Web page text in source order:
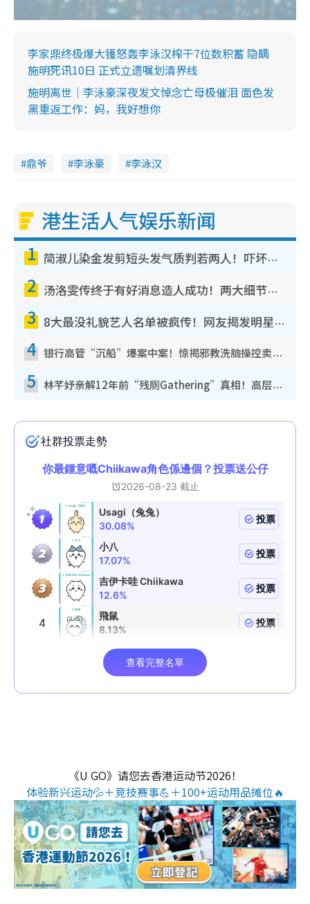
李家鼎终极爆大镬怒轰李泳汉榨干7位数积蓄 隐瞒
施明死讯10日 正式立遗嘱划清界线
施明离世｜李泳豪深夜发文悼念亡母极催泪 面色发
黑重返工作：妈，我好想你
鼎爷 李泳豪 李泳汉
港生活人气娱乐新闻
1 简淑儿染金发剪短头发气质判若两人！吓坏老公麦大力都认不出：“你做什么？”
2 汤洛雯传终于有好消息造人成功！两大细节曝孕味极浓引猜测：大肚婆先会咁！
3 8大最没礼貌艺人名单被疯传！网友揭发明星真面目，一致数落这一位是无品天花板？
4 银行高管“沉船”爆案中案！惊揭邪教洗脑操控卖淫被吞600万，幕后黑手讲多错多
5 林芊妤亲解12年前“残厕Gathering”真相！高层解约一句话重创尊严，至今拒返TVB
《U GO》请您去香港运动节2026！
体验新兴运动💦＋竞技赛事💪＋100+运动用品摊位🔥